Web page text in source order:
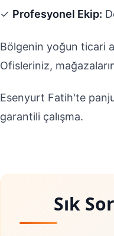
✓ Profesyonel Ekip:
Bölgenin yoğun ticari
Ofisleriniz,
Esenyurt Fatih'te
garantili çalışma.
Sık